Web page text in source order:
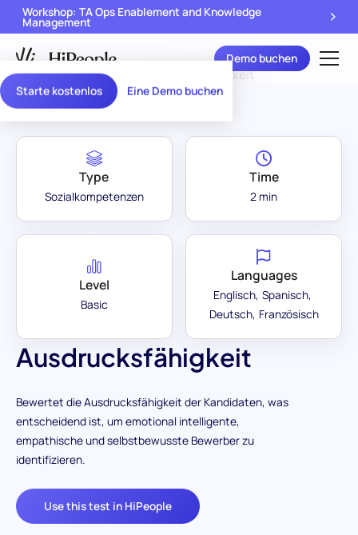
Starte kostenlos Eine Demo buchen
Workshop: TA Ops Enablement and Knowledge
Management
Demo buchen
Assessment Library Ausdrucksfähigkeit
Ausdrucksfähigkeit
Bewertet die Ausdrucksfähigkeit der Kandidaten, was
entscheidend ist, um emotional intelligente,
empathische und selbstbewusste Bewerber zu
identifizieren.
Use this test in HiPeople
Type
Sozialkompetenzen
Time
2 min
Level
Basic
Languages
Englisch Spanisch
Deutsch Französisch